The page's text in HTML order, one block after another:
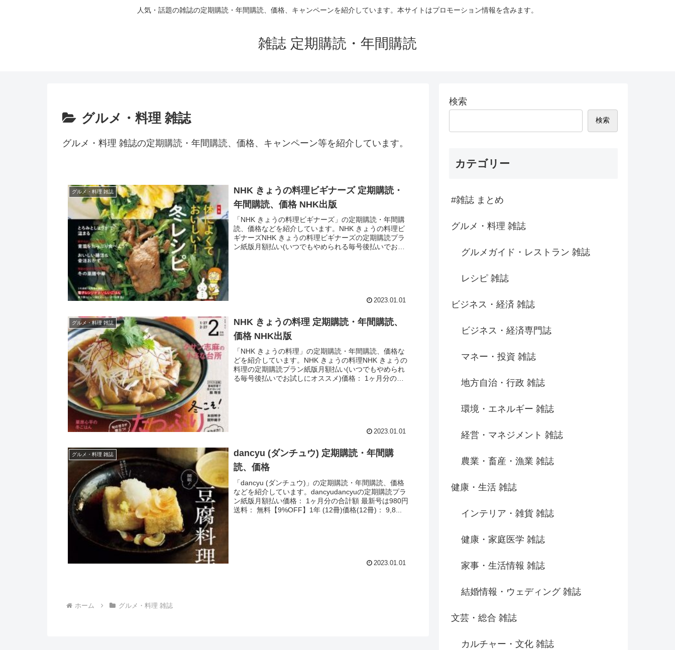
人気・話題の雑誌の定期購読・年間購読、価格、キャンペーンを紹介しています。本サイトはプロモーション情報を含みます。
雑誌 定期購読・年間購読
グルメ・料理 雑誌
グルメ・料理 雑誌の定期購読・年間購読、価格、キャンペーン等を紹介しています。
グルメ・料理 雑誌
NHK きょうの料理ビギナーズ 定期購読・
年間購読、価格 NHK出版
「NHK きょうの料理ビギナーズ」の定期購読・年間購
読、価格などを紹介しています。NHK きょうの料理ビ
ギナーズNHK きょうの料理ビギナーズの定期購読プラ
ン紙版月額払い(いつでもやめられる毎号後払いでお試
2023.01.01
グルメ・料理 雑誌
NHK きょうの料理 定期購読・年間購読、
価格 NHK出版
「NHK きょうの料理」の定期購読・年間購読、価格な
どを紹介しています。NHK きょうの料理NHK きょうの
料理の定期購読プラン紙版月額払い(いつでもやめられ
る毎号後払いでお試しにオススメ)価格： 1ヶ月分の合
2023.01.01
グルメ・料理 雑誌
dancyu (ダンチュウ) 定期購読・年間購
読、価格
「dancyu (ダンチュウ)」の定期購読・年間購読、価格
などを紹介しています。dancyudancyuの定期購読プラ
ン紙版月額払い価格： 1ヶ月分の合計額 最新号は980円
送料： 無料【9%OFF】1年 (12冊)価格(12冊)： 9,8...
2023.01.01
ホーム グルメ・料理 雑誌
検索
検索
カテゴリー
#雑誌 まとめ
グルメ・料理 雑誌
グルメガイド・レストラン 雑誌
レシピ 雑誌
ビジネス・経済 雑誌
ビジネス・経済専門誌
マネー・投資 雑誌
地方自治・行政 雑誌
環境・エネルギー 雑誌
経営・マネジメント 雑誌
農業・畜産・漁業 雑誌
健康・生活 雑誌
インテリア・雑貨 雑誌
健康・家庭医学 雑誌
家事・生活情報 雑誌
結婚情報・ウェディング 雑誌
文芸・総合 雑誌
カルチャー・文化 雑誌